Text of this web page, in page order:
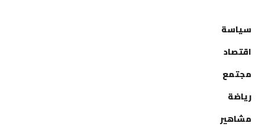
سياسة
اقتصاد
مجتمع
رياضة
مشاهير